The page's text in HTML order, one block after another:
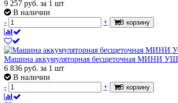
9 257 руб. за 1 шт
В наличии
-
+ В корзину
Машина аккумуляторная бесщеточная МИНИ
6 836 руб. за 1 шт
В наличии
-
+ В корзину